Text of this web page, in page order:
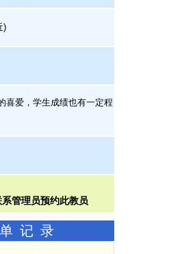
)
喜爱，学生成绩也有一定程
记录